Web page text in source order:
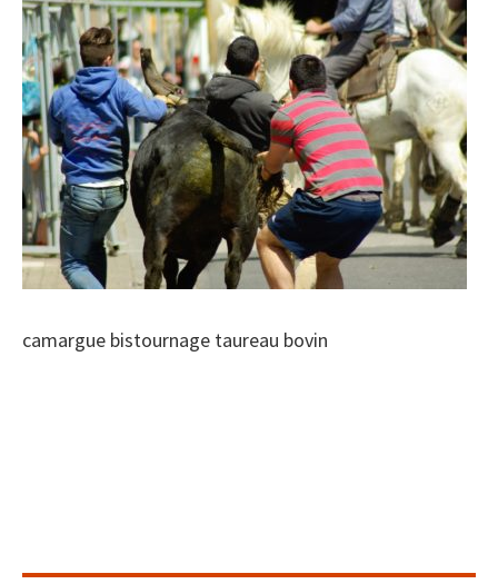
camargue bistournage taureau bovin